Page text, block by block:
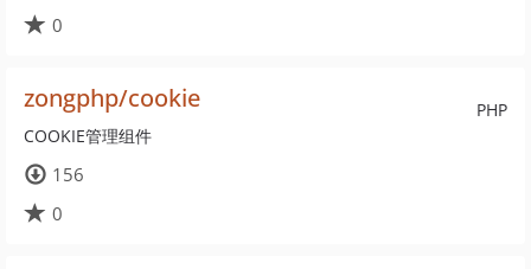
0
PHP
zongphp/cookie
COOKIE管理组件
156
0